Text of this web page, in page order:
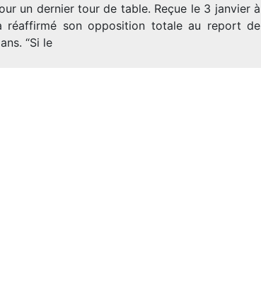
un dernier tour de table. Reçue le 3 janvier à
réaffirmé son opposition totale au report de
“Si le